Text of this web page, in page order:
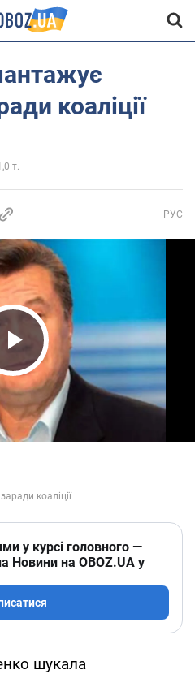
коаліції
т.
РУС
Video
у курсі головного —
Новини на OBOZ.UA у
шукала